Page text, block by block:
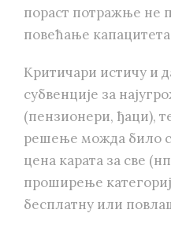
пораст потражње не
повећање
Критичари истичу и
субвенције за
(пензионери, ђаци),
решење можда било
цена карата за све
проширење
бесплатну или